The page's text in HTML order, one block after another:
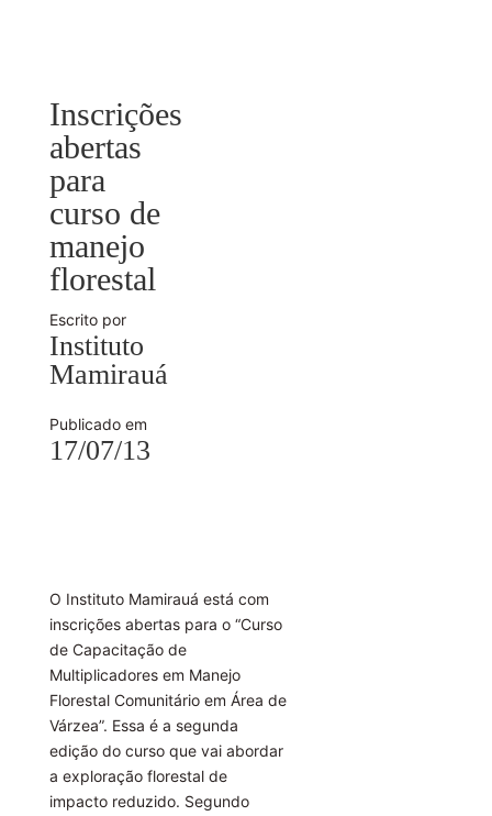
Inscrições
abertas
para
curso de
manejo
florestal
Escrito por
Instituto
Mamirauá
Publicado em
17/07/13
O Instituto Mamirauá está com
inscrições abertas para o “Curso
de Capacitação de
Multiplicadores em Manejo
Florestal Comunitário em Área de
Várzea”. Essa é a segunda
edição do curso que vai abordar
a exploração florestal de
impacto reduzido. Segundo